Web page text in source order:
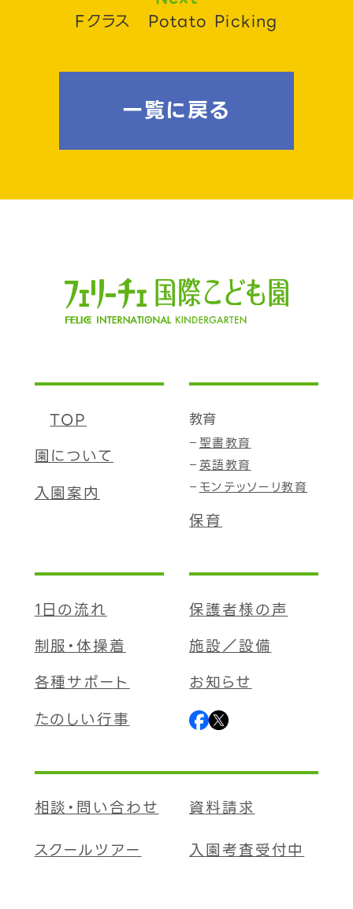
一覧に戻る
Fクラス Potato Picking
TOP
園について
入園案内
教育
聖書教育
英語教育
モンテッソーリ教育
保育
1日の流れ
制服・体操着
各種サポート
たのしい行事
保護者様の声
施設／設備
お知らせ
相談・問い合わせ
資料請求
スクールツアー
入園考査受付中